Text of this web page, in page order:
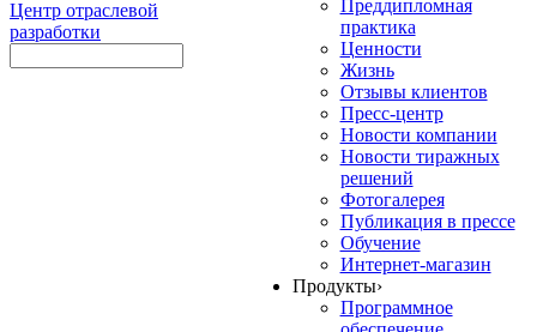
Центр отраслевой
разработки
Преддипломная
практика
Ценности
Жизнь
Отзывы клиентов
Пресс-центр
Новости компании
Новости тиражных
решений
Фотогалерея
Публикация в прессе
Обучение
Интернет-магазин
Продукты›
Программное